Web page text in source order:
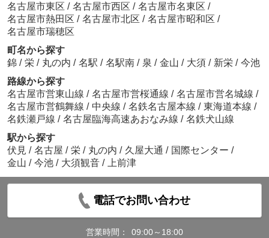
名古屋市東区 / 名古屋市西区 / 名古屋市名東区 /
名古屋市熱田区 / 名古屋市北区 / 名古屋市昭和区 /
名古屋市瑞穂区
町名から探す
錦 / 栄 / 丸の内 / 名駅 / 名駅南 / 泉 / 金山 / 大須 / 新栄 / 今池
路線から探す
名古屋市営東山線 / 名古屋市営桜通線 / 名古屋市営名城線 /
名古屋市営鶴舞線 / 中央線 / 名鉄名古屋本線 / 東海道本線 /
名鉄瀬戸線 / 名古屋臨海高速あおなみ線 / 名鉄犬山線
駅から探す
伏見 / 名古屋 / 栄 / 丸の内 / 久屋大通 / 国際センター /
金山 / 今池 / 大須観音 / 上前津
電話でお問い合わせ
営業時間：
09:00～18:00